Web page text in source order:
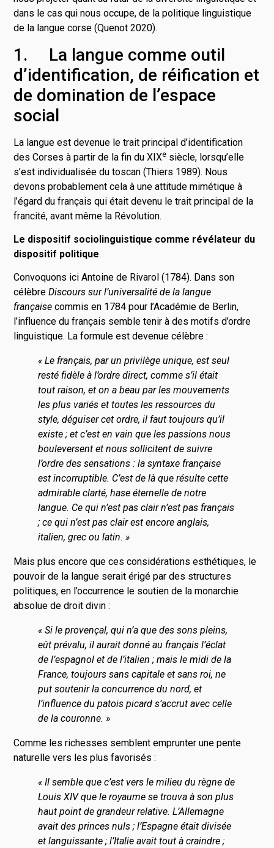
dans le cas qui nous occupe, de la politique linguistique
de la langue corse (Quenot 2020).
1. La langue comme outil
d’identification, de réification et
de domination de l’espace
social
La langue est devenue le trait principal d’identification
des Corses à partir de la fin du XIXe siècle, lorsqu’elle
s’est individualisée du toscan (Thiers 1989). Nous
devons probablement cela à une attitude mimétique à
l’égard du français qui était devenu le trait principal de la
francité, avant même la Révolution.
Le dispositif sociolinguistique comme révélateur du
dispositif politique
Convoquons ici Antoine de Rivarol (1784). Dans son
célèbre Discours sur l’universalité de la langue
française commis en 1784 pour l’Académie de Berlin,
l’influence du français semble tenir à des motifs d’ordre
linguistique. La formule est devenue célèbre :
« Le français, par un privilège unique, est seul
resté fidèle à l’ordre direct, comme s’il était
tout raison, et on a beau par les mouvements
les plus variés et toutes les ressources du
style, déguiser cet ordre, il faut toujours qu’il
existe ; et c’est en vain que les passions nous
bouleversent et nous sollicitent de suivre
l’ordre des sensations : la syntaxe française
est incorruptible. C’est de là que résulte cette
admirable clarté, hase éternelle de notre
langue. Ce qui n’est pas clair n’est pas français
; ce qui n’est pas clair est encore anglais,
italien, grec ou latin. »
Mais plus encore que ces considérations esthétiques, le
pouvoir de la langue serait érigé par des structures
politiques, en l’occurrence le soutien de la monarchie
absolue de droit divin :
« Si le provençal, qui n’a que des sons pleins,
eût prévalu, il aurait donné au français l’éclat
de l’espagnol et de l’italien ; mais le midi de la
France, toujours sans capitale et sans roi, ne
put soutenir la concurrence du nord, et
l’influence du patois picard s’accrut avec celle
de la couronne. »
Comme les richesses semblent emprunter une pente
naturelle vers les plus favorisés :
« Il semble que c’est vers le milieu du règne de
Louis XIV que le royaume se trouva à son plus
haut point de grandeur relative. L’Allemagne
avait des princes nuls ; l’Espagne était divisée
et languissante ; l’Italie avait tout à craindre ;